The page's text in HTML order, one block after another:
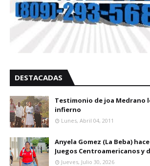
DESTACADAS
Testimonio de joa Medrano
infierno
Lunes, Abril 04, 2011
Anyela Gomez (La Beba)
Juegos Centroamericanos y
Jueves, Julio 30, 2026